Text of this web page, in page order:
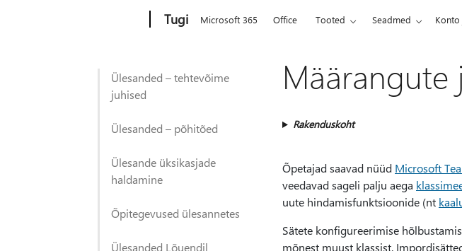
Tugi Microsoft 365 Office Tooted Seadmed
Ülesanded – tehtevõime
juhised
Ülesanded – põhitõed
Ülesande üksikasjade
haldamine
Õpitegevused ülesannetes
Ülesanded Lõuendil
Rakenduskoht
Õpetajad saavad nüüd Microsoft
veedavad sageli palju aega
uute hindamisfunktsioonide (nt
Sätete konfigureerimise
mõnest muust klassist.